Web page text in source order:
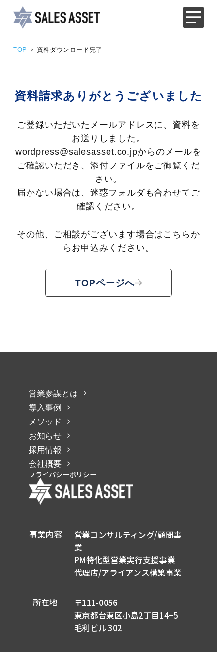
TOP 資料ダウンロード完了
資料請求ありがとうございました
ご登録いただいたメールアドレスに、資料を
お送りしました。
wordpress@salesasset.co.jpからのメールを
ご確認いただき、添付ファイルをご御覧くだ
さい。
届かない場合は、迷惑フォルダも合わせてご
確認ください。
その他、ご相談がございます場合はこちらか
らお申込みください。
TOPページへ
事業内容
営業コンサルティング/顧問事
業
PM特化型営業実行支援事業
代理店/アライアンス構築事業
所在地
〒111-0056
東京都台東区小島2丁目14−5
毛利ビル 302
営業参謀とは
導入事例
メソッド
お知らせ
採用情報
会社概要
プライバシーポリシー